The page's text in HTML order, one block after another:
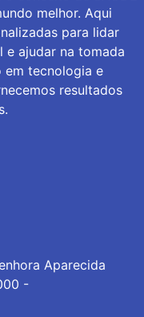
melhor. Aqui
para lidar
e ajudar na tomada
em tecnologia e
resultados
Aparecida
-